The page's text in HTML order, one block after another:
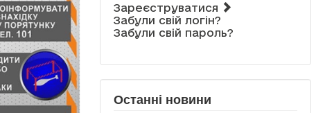
Зареєструватися
Забули свій логін?
Забули свій пароль?
Останні новини